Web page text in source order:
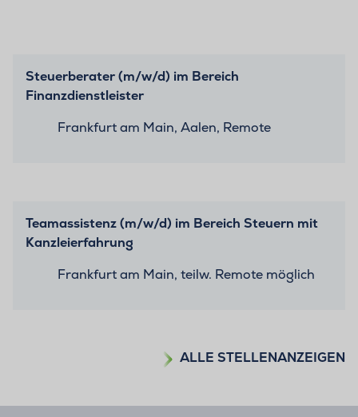
Steuerberater (m/w/d) im Bereich
Finanzdienstleister
Frankfurt am Main, Aalen, Remote
Teamassistenz (m/w/d) im Bereich Steuern mit
Kanzleierfahrung
Frankfurt am Main, teilw. Remote möglich
ALLE STELLENANZEIGEN